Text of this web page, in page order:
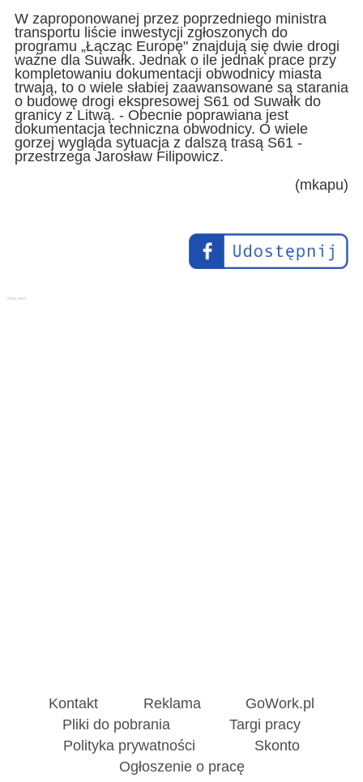
W zaproponowanej przez poprzedniego ministra
transportu liście inwestycji zgłoszonych do
programu „Łącząc Europę" znajdują się dwie drogi
ważne dla Suwałk. Jednak o ile jednak prace przy
kompletowaniu dokumentacji obwodnicy miasta
trwają, to o wiele słabiej zaawansowane są starania
o budowę drogi ekspresowej S61 od Suwałk do
granicy z Litwą. - Obecnie poprawiana jest
dokumentacja techniczna obwodnicy. O wiele
gorzej wygląda sytuacja z dalszą trasą S61 -
przestrzega Jarosław Filipowicz.
(mkapu)
Kontakt Reklama
GoWork.pl
Pliki do pobrania
Targi pracy
Polityka prywatności
Skonto
Ogłoszenie o pracę